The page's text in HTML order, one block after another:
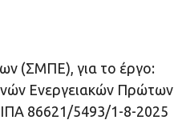
(ΣΜΠΕ), για το έργο:
Ενεργειακών Πρώτων
86621/5493/1-8-2025